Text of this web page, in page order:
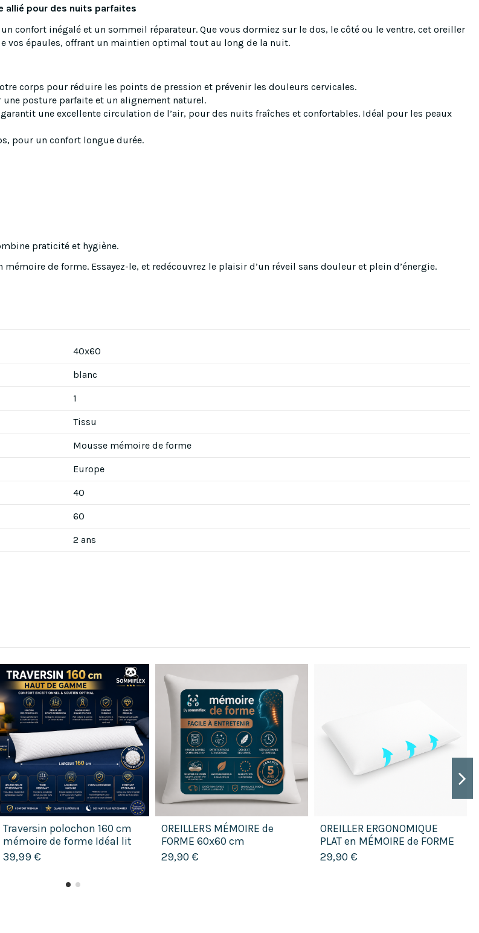
allié pour des nuits parfaites
confort inégalé et un sommeil réparateur. Que vous dormiez sur le dos, le côté ou le ventre, cet oreiller
vos épaules, offrant un maintien optimal tout au long de la nuit.
corps pour réduire les points de pression et prévenir les douleurs cervicales.
posture parfaite et un alignement naturel.
une excellente circulation de l’air, pour des nuits fraîches et confortables. Idéal pour les peaux
pour un confort longue durée.
praticité et hygiène.
de forme. Essayez-le, et redécouvrez le plaisir d’un réveil sans douleur et plein d’énergie.
40x60
blanc
1
Tissu
Mousse mémoire de forme
Europe
40
60
2 ans
Traversin polochon 160 cm
mémoire de forme Idéal lit
double Confort ferme
39,99 €
OREILLERS MÉMOIRE de
FORME 60x60 cm
29,90 €
OREILLER ERGONOMIQUE
PLAT en MÉMOIRE de FORME
CONFORT et SOUTIEN
29,90 €